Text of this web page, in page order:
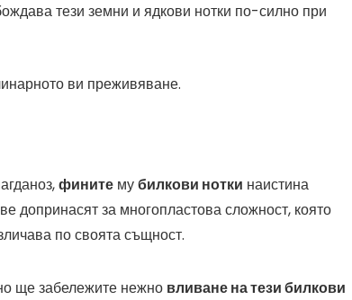
тези земни и ядкови нотки по-силно при
ви преживяване.
фините мубилкови нотки наистина
допринасят за многопластова сложност, която
по своята същност.
ще забележите нежно вливане на тези билкови